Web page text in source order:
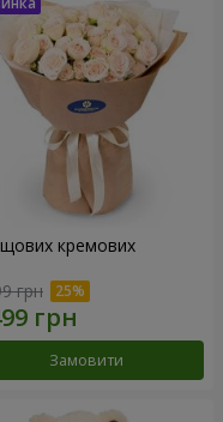
кремових
грн
Замовити